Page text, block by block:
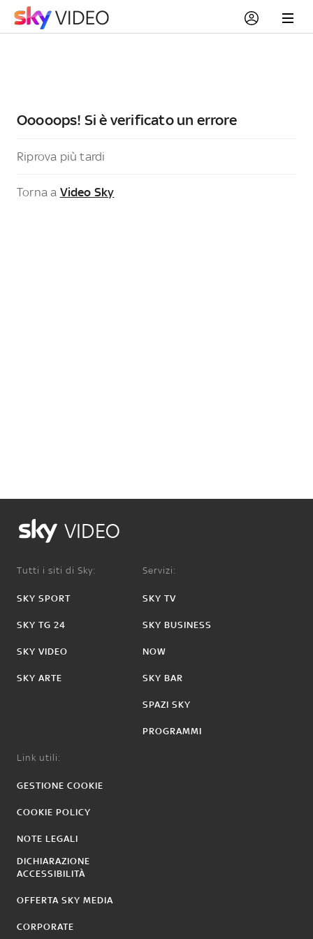
Ooooops! Si è verificato un errore
Riprova più tardi
Torna a Video Sky
VIDEO
Tutti i siti di Sky:
SKY SPORT
SKY TG 24
SKY VIDEO
SKY ARTE
Servizi:
SKY TV
SKY BUSINESS
NOW
SKY BAR
SPAZI SKY
PROGRAMMI
Link utili:
GESTIONE COOKIE
COOKIE POLICY
NOTE LEGALI
DICHIARAZIONE
ACCESSIBILITÀ
OFFERTA SKY MEDIA
CORPORATE